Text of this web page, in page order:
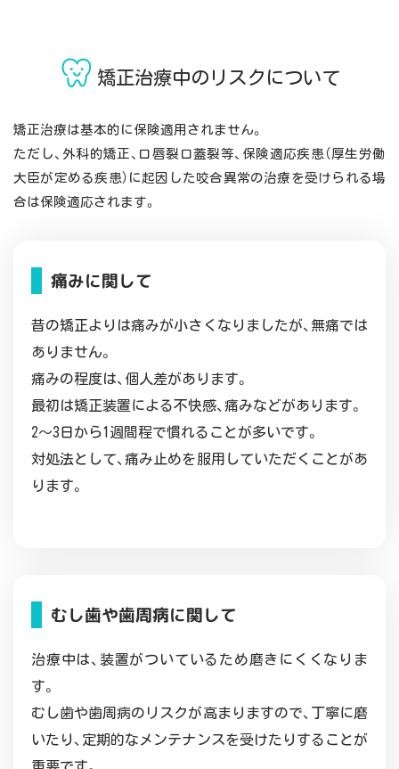
矯正治療中のリスクについて
矯正治療は基本的に保険適用されません。
ただし、外科的矯正、口唇裂口蓋裂等、保険適応疾患（厚生労働
大臣が定める疾患）に起因した咬合異常の治療を受けられる場
合は保険適応されます。
痛みに関して
昔の矯正よりは痛みが小さくなりましたが、無痛では
ありません。
痛みの程度は、個人差があります。
最初は矯正装置による不快感、痛みなどがあります。
2～3日から1週間程で慣れることが多いです。
対処法として、痛み止めを服用していただくことがあ
ります。
むし歯や歯周病に関して
治療中は、装置がついているため磨きにくくなりま
す。
むし歯や歯周病のリスクが高まりますので、丁寧に磨
いたり、定期的なメンテナンスを受けたりすることが
重要です。